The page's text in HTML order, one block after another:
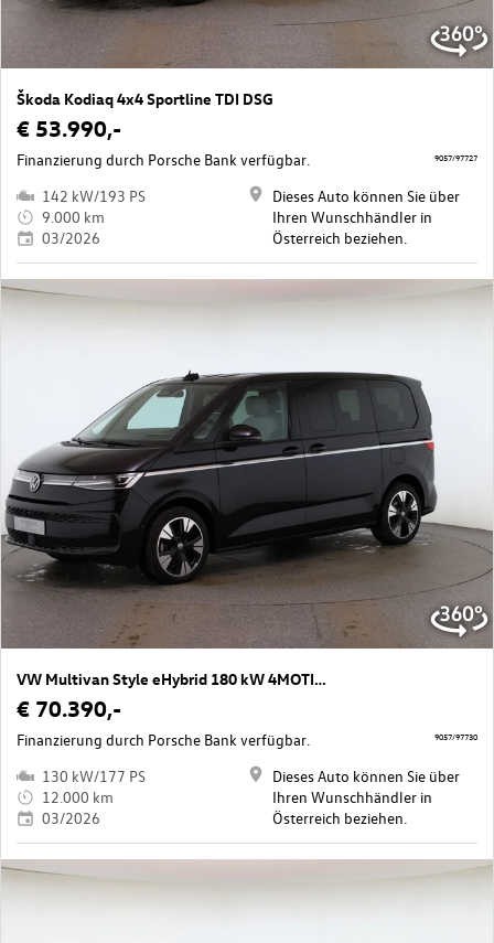
Škoda Kodiaq 4x4 Sportline TDI DSG
€ 53.990,-
Finanzierung durch Porsche Bank verfügbar.
142 kW/193 PS
9.000 km
03/2026
Dieses Auto können Sie über
Ihren Wunschhändler in
Österreich beziehen.
9057/97727
VW Multivan Style eHybrid 180 kW 4MOTION
€ 70.390,-
Finanzierung durch Porsche Bank verfügbar.
130 kW/177 PS
12.000 km
03/2026
Dieses Auto können Sie über
Ihren Wunschhändler in
Österreich beziehen.
9057/97730